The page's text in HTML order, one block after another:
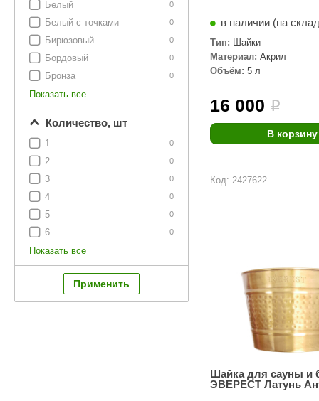
0
Белый
0
Белый с точками
0
Бирюзовый
0
Бордовый
0
Бронза
Показать все
Количество, шт
0
1
0
2
0
3
0
4
0
5
0
6
Показать все
в наличии (на
Тип:
Шайки
Материал: Акрил
Объём: 5 л
16 000 i
В корзину
Код: 2427622
Шайка для сауны и
ЭВЕРЕСТ Латунь